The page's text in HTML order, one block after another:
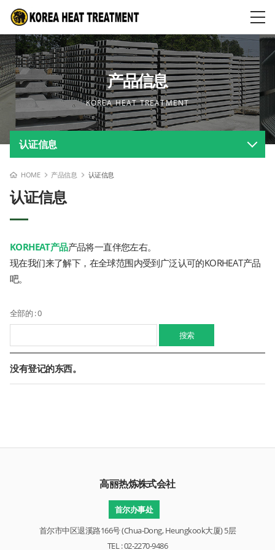
产品信息
KOREA HEAT TREATMENT
认证信息
HOME 产品信息 认证信息
认证信息
KORHEAT产品产品将一直伴您左右。
现在我们来了解下，在全球范围内受到广泛认可的KORHEAT产品
吧。
全部的 : 0
搜索
没有登记的东西。
高丽热炼株式会社
首尔办事处
首尔市中区退溪路166号 (Chua-Dong, Heungkook大厦) 5层
TEL : 02-2270-9486